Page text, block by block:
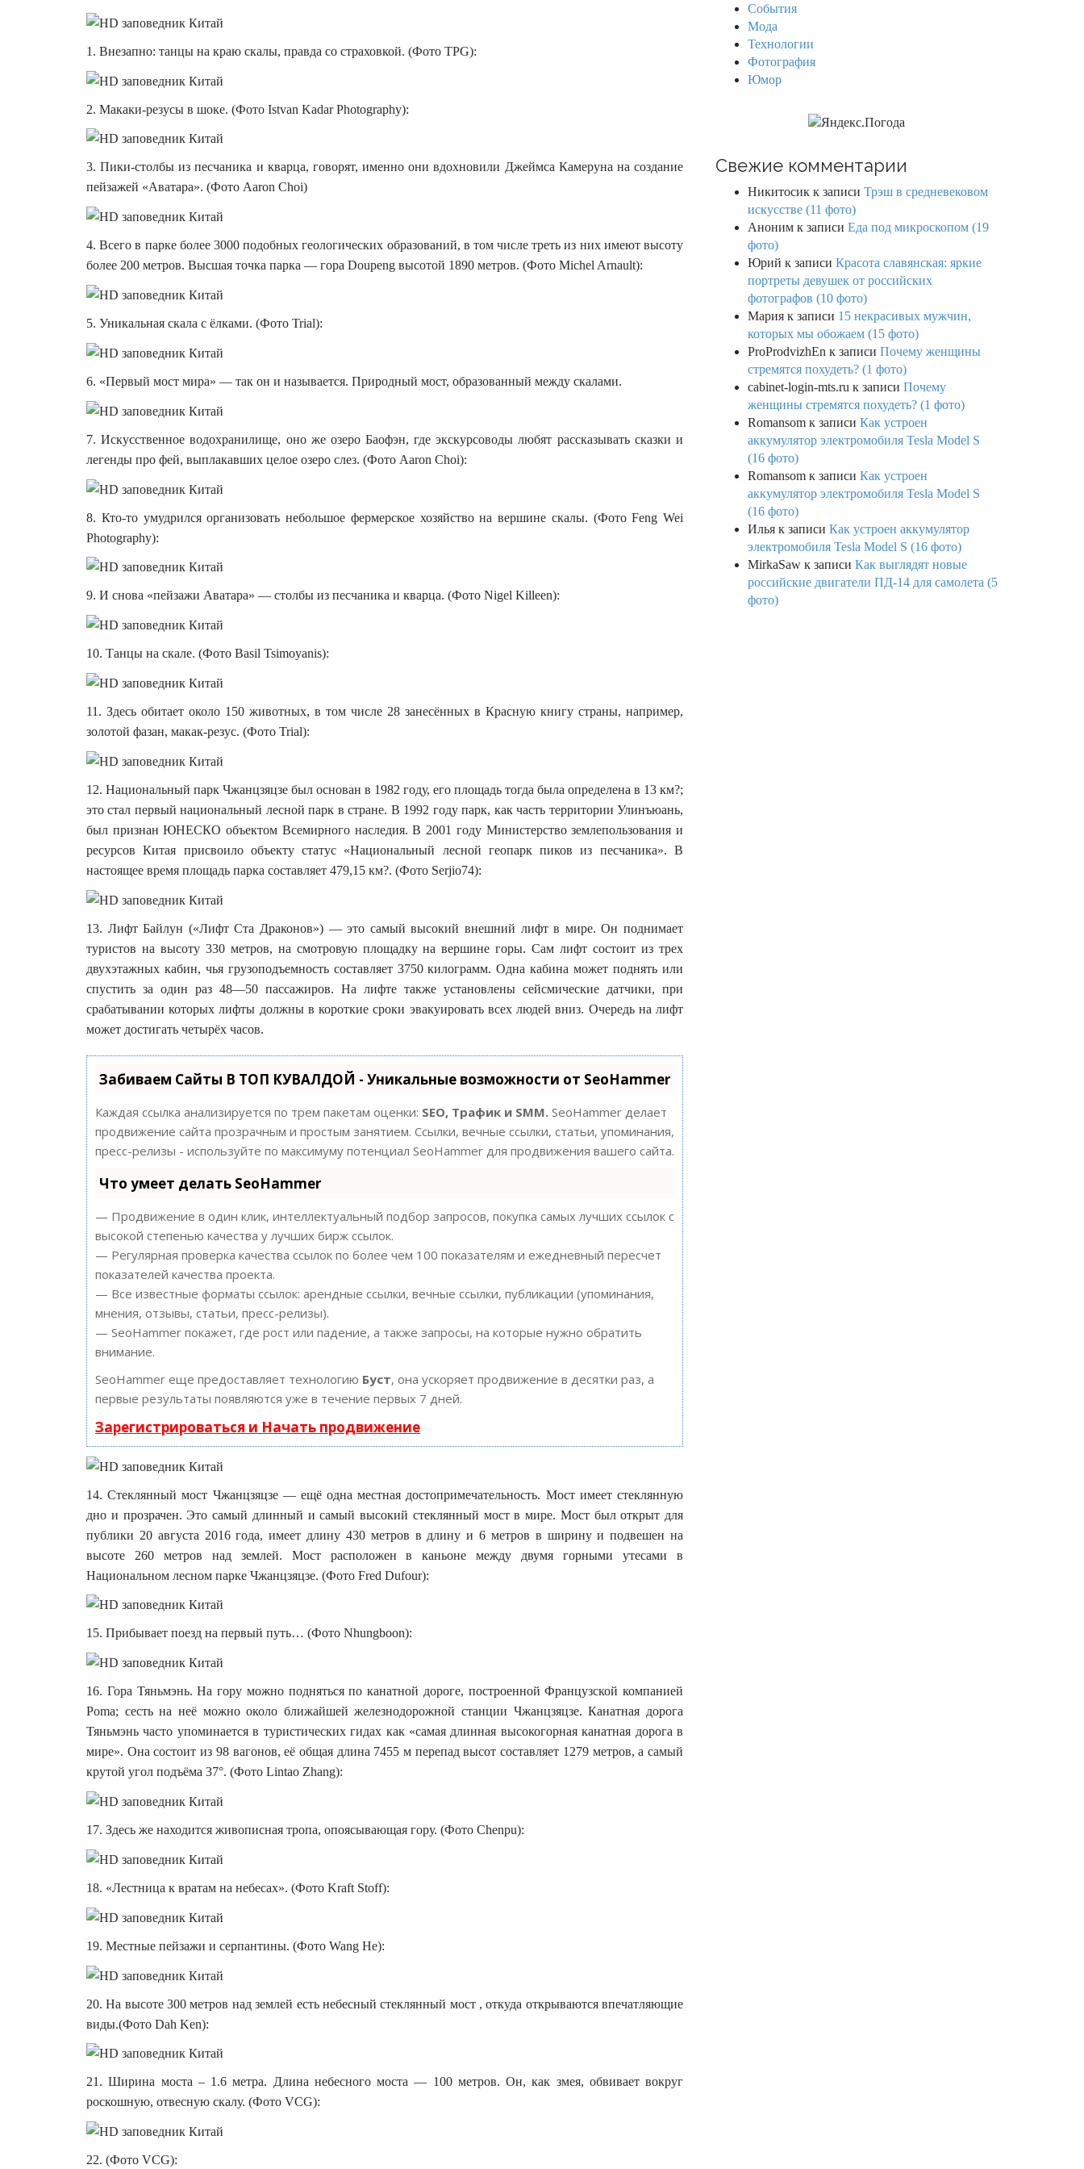
1. Внезапно: танцы на краю скалы, правда со страховкой. (Фото TPG):
2. Макаки-резусы в шоке. (Фото Istvan Kadar Photography):
3. Пики-столбы из песчаника и кварца, говорят, именно они вдохновили Джеймса Камеруна на создание
пейзажей «Аватара». (Фото Aaron Choi)
4. Всего в парке более 3000 подобных геологических образований, в том числе треть из них имеют высоту
более 200 метров. Высшая точка парка — гора Doupeng высотой 1890 метров. (Фото Michel Arnault):
5. Уникальная скала с ёлками. (Фото Trial):
6. «Первый мост мира» — так он и называется. Природный мост, образованный между скалами.
7. Искусственное водохранилище, оно же озеро Баофэн, где экскурсоводы любят рассказывать сказки и
легенды про фей, выплакавших целое озеро слез. (Фото Aaron Choi):
8. Кто-то умудрился организовать небольшое фермерское хозяйство на вершине скалы. (Фото Feng Wei
Photography):
9. И снова «пейзажи Аватара» — столбы из песчаника и кварца. (Фото Nigel Killeen):
10. Танцы на скале. (Фото Basil Tsimoyanis):
11. Здесь обитает около 150 животных, в том числе 28 занесённых в Красную книгу страны, например,
золотой фазан, макак-резус. (Фото Trial):
12. Национальный парк Чжанцзяцзе был основан в 1982 году, его площадь тогда была определена в 13 км?;
это стал первый национальный лесной парк в стране. В 1992 году парк, как часть территории Улинъюань,
был признан ЮНЕСКО объектом Всемирного наследия. В 2001 году Министерство землепользования и
ресурсов Китая присвоило объекту статус «Национальный лесной геопарк пиков из песчаника». В
настоящее время площадь парка составляет 479,15 км?. (Фото Serjio74):
13. Лифт Байлун («Лифт Ста Драконов») — это самый высокий внешний лифт в мире. Он поднимает
туристов на высоту 330 метров, на смотровую площадку на вершине горы. Сам лифт состоит из трех
двухэтажных кабин, чья грузоподъемность составляет 3750 килограмм. Одна кабина может поднять или
спустить за один раз 48—50 пассажиров. На лифте также установлены сейсмические датчики, при
срабатывании которых лифты должны в короткие сроки эвакуировать всех людей вниз. Очередь на лифт
может достигать четырёх часов.
Забиваем Сайты В ТОП КУВАЛДОЙ - Уникальные возможности от SeoHammer
Каждая ссылка анализируется по трем пакетам оценки: SEO, Трафик и SMM. SeoHammer делает
продвижение сайта прозрачным и простым занятием. Ссылки, вечные ссылки, статьи, упоминания,
пресс-релизы - используйте по максимуму потенциал SeoHammer для продвижения вашего сайта.
Что умеет делать SeoHammer
— Продвижение в один клик, интеллектуальный подбор запросов, покупка самых лучших ссылок с
высокой степенью качества у лучших бирж ссылок.
— Регулярная проверка качества ссылок по более чем 100 показателям и ежедневный пересчет
показателей качества проекта.
— Все известные форматы ссылок: арендные ссылки, вечные ссылки, публикации (упоминания,
мнения, отзывы, статьи, пресс-релизы).
— SeoHammer покажет, где рост или падение, а также запросы, на которые нужно обратить
внимание.
SeoHammer еще предоставляет технологию Буст, она ускоряет продвижение в десятки раз, а
первые результаты появляются уже в течение первых 7 дней.
Зарегистрироваться и Начать продвижение
14. Стеклянный мост Чжанцзяцзе — ещё одна местная достопримечательность. Мост имеет стеклянную
дно и прозрачен. Это самый длинный и самый высокий стеклянный мост в мире. Мост был открыт для
публики 20 августа 2016 года, имеет длину 430 метров в длину и 6 метров в ширину и подвешен на
высоте 260 метров над землей. Мост расположен в каньоне между двумя горными утесами в
Национальном лесном парке Чжанцзяцзе. (Фото Fred Dufour):
15. Прибывает поезд на первый путь… (Фото Nhungboon):
16. Гора Тяньмэнь. На гору можно подняться по канатной дороге, построенной Французской компанией
Poma; сесть на неё можно около ближайшей железнодорожной станции Чжанцзяцзе. Канатная дорога
Тяньмэнь часто упоминается в туристических гидах как «самая длинная высокогорная канатная дорога в
мире». Она состоит из 98 вагонов, её общая длина 7455 м перепад высот составляет 1279 метров, а самый
крутой угол подъёма 37°. (Фото Lintao Zhang):
17. Здесь же находится живописная тропа, опоясывающая гору. (Фото Chenpu):
18. «Лестница к вратам на небесах». (Фото Kraft Stoff):
19. Местные пейзажи и серпантины. (Фото Wang He):
20. На высоте 300 метров над землей есть небесный стеклянный мост , откуда открываются впечатляющие
виды.(Фото Dah Ken):
21. Ширина моста – 1.6 метра. Длина небесного моста — 100 метров. Он, как змея, обвивает вокруг
роскошную, отвесную скалу. (Фото VCG):
22. (Фото VCG):
События
Мода
Технологии
Фотография
Юмор
Свежие комментарии
Никитосик к записи Трэш в средневековом
искусстве (11 фото)
Аноним к записи Еда под микроскопом (19
фото)
Юрий к записи Красота славянская: яркие
портреты девушек от российских
фотографов (10 фото)
Мария к записи 15 некрасивых мужчин,
которых мы обожаем (15 фото)
ProProdvizhEn к записи Почему женщины
стремятся похудеть? (1 фото)
cabinet-login-mts.ru к записи Почему
женщины стремятся похудеть? (1 фото)
Romansom к записи Как устроен
аккумулятор электромобиля Tesla Model S
(16 фото)
Romansom к записи Как устроен
аккумулятор электромобиля Tesla Model S
(16 фото)
Илья к записи Как устроен аккумулятор
электромобиля Tesla Model S (16 фото)
MirkaSaw к записи Как выглядят новые
российские двигатели ПД-14 для самолета (5
фото)